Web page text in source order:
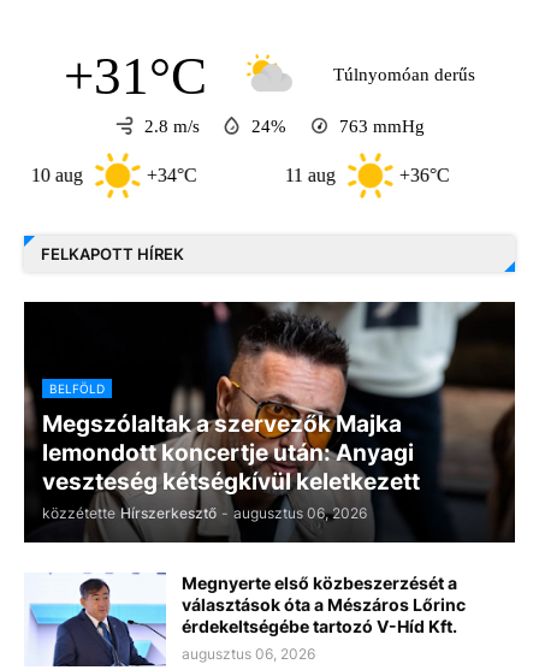
+31°C Túlnyomóan derűs
2.8 m/s 24% 763 mmHg
+34°C +36°C
FELKAPOTT HÍREK
BELFÖLD
Megszólaltak a szervezők Majka
lemondott koncertje után: Anyagi
veszteség kétségkívül keletkezett
közzétette Hírszerkesztő - augusztus 06, 2026
Megnyerte első közbeszerzését a
választások óta a Mészáros Lőrinc
érdekeltségébe tartozó V-Híd Kft.
augusztus 06, 2026